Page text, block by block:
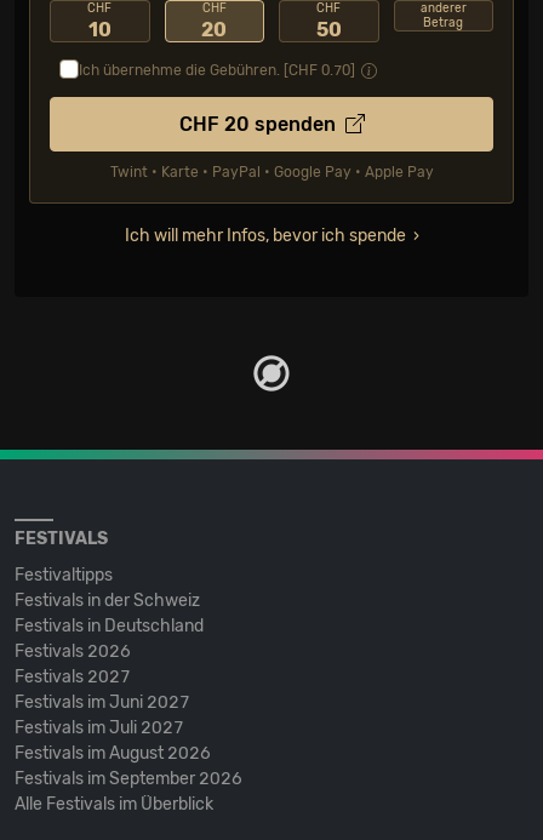
CHF
10
CHF
20
CHF
50
anderer
Betrag
Ich übernehme die Gebühren. [CHF 0.70
CHF 20 spenden
Twint • Karte • PayPal • Google Pay • Apple Pay
Ich will mehr Infos, bevor ich spende
FESTIVALS
Festivaltipps
Festivals in der Schweiz
Festivals in Deutschland
Festivals 2026
Festivals 2027
Festivals im Juni 2027
Festivals im Juli 2027
Festivals im August 2026
Festivals im September 2026
Alle Festivals im Überblick